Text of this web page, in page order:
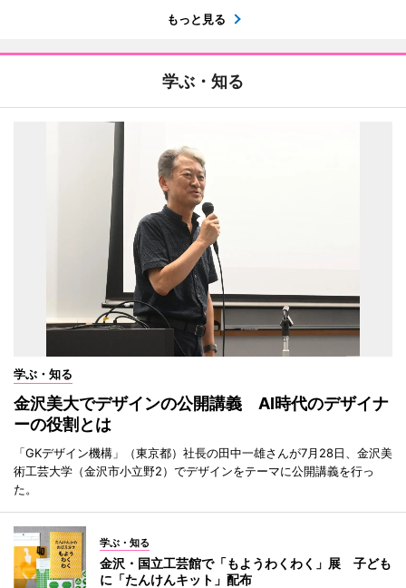
もっと見る
学ぶ・知る
学ぶ・知る
金沢美大でデザインの公開講義 AI時代のデザイナ
ーの役割とは
「GKデザイン機構」（東京都）社長の田中一雄さんが7月28日、金沢美
術工芸大学（金沢市小立野2）でデザインをテーマに公開講義を行っ
た。
学ぶ・知る
金沢・国立工芸館で「もようわくわく」展 子ども
に「たんけんキット」配布